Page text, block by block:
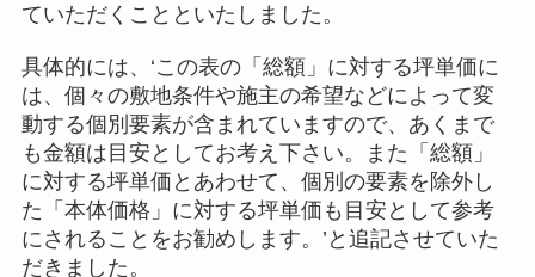
ていただくことといたしました。
具体的には、‘この表の「総額」に対する坪単価に
は、個々の敷地条件や施主の希望などによって変
動する個別要素が含まれていますので、あくまで
も金額は目安としてお考え下さい。また「総額」
に対する坪単価とあわせて、個別の要素を除外し
た「本体価格」に対する坪単価も目安として参考
にされることをお勧めします。’と追記させていた
だきました。